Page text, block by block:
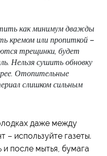
как минимум дважды
кремом или пропиткой –
трещинки, будет
Нельзя сушить обновку
Отопительные
слишком сильным
даже между
– используйте газеты.
после мытья, бумага